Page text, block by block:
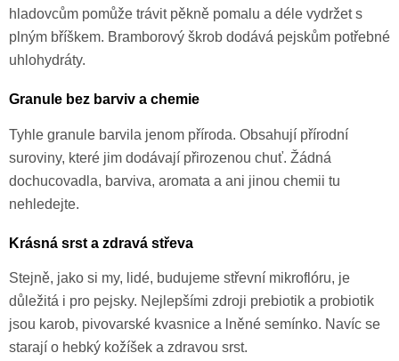
hladovcům pomůže trávit pěkně pomalu a déle vydržet s
plným bříškem. Bramborový škrob dodává pejskům potřebné
uhlohydráty.
Granule bez barviv a chemie
Tyhle granule barvila jenom příroda. Obsahují přírodní
suroviny, které jim dodávají přirozenou chuť. Žádná
dochucovadla, barviva, aromata a ani jinou chemii tu
nehledejte.
Krásná srst a zdravá střeva
Stejně, jako si my, lidé, budujeme střevní mikroflóru, je
důležitá i pro pejsky. Nejlepšími zdroji prebiotik a probiotik
jsou karob, pivovarské kvasnice a lněné semínko. Navíc se
starají o hebký kožíšek a zdravou srst.